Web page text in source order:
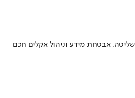
אבטחת מידע וניהול אקלים חכם